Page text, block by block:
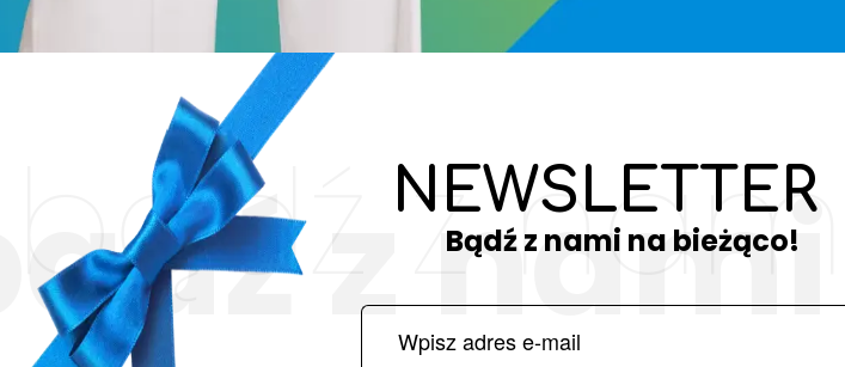
z
bądź zNEWSLETTER
Bądź z nami na bieżąco!